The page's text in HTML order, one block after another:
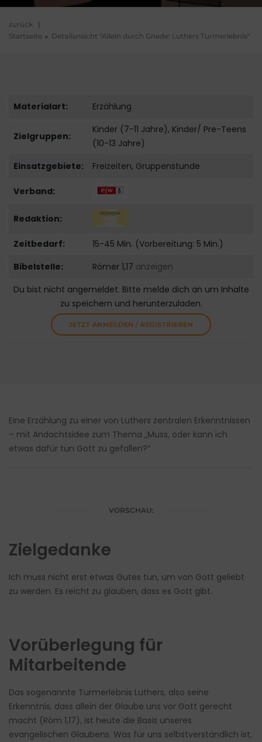
zurück |
Startseite
Detailansicht "Allein durch Gnade: Luthers Turmerlebnis"
Materialart: Erzählung
Zielgruppen:
Kinder (7-11 Jahre), Kinder/ Pre-Teens
(10-13 Jahre)
Einsatzgebiete:
Freizeiten, Gruppenstunde
Verband:
Redaktion:
Zeitbedarf:
15-45 Min. (Vorbereitung: 5 Min.)
Bibelstelle:
Römer 1,17 anzeigen
Du bist nicht angemeldet. Bitte melde dich an um Inhalte
zu speichern und herunterzuladen.
JETZT ANMELDEN / REGISTRIEREN
Eine Erzählung zu einer von Luthers zentralen Erkenntnissen
– mit Andachtsidee zum Thema „Muss, oder kann ich
etwas dafür tun Gott zu gefallen?“
VORSCHAU:
Zielgedanke
Ich muss nicht erst etwas Gutes tun, um von Gott geliebt
zu werden. Es reicht zu glauben, dass es Gott gibt.
Vorüberlegung für
Mitarbeitende
Das sogenannte Turmerlebnis Luthers, also seine
Erkenntnis, dass allein der Glaube uns vor Gott gerecht
macht (Röm 1,17), ist heute die Basis unseres
evangelischen Glaubens. Was für uns selbstverständlich ist,